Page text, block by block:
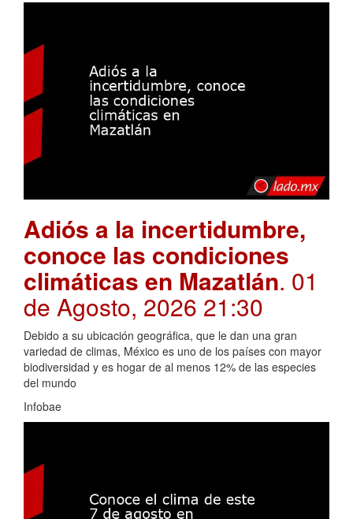
Adiós a la incertidumbre,
conoce las condiciones
climáticas en Mazatlán. 01
de Agosto, 2026 21:30
Debido a su ubicación geográfica, que le dan una gran
variedad de climas, México es uno de los países con mayor
biodiversidad y es hogar de al menos 12% de las especies
del mundo
Infobae